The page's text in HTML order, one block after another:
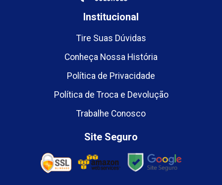
Institucional
Tire Suas Dúvidas
Conheça Nossa História
Política de Privacidade
Política de Troca e Devolução
Trabalhe Conosco
Site Seguro